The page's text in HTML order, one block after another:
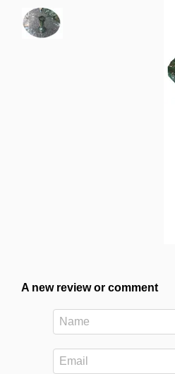
A new review or comment